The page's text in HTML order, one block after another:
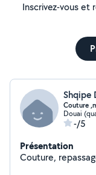
Inscrivez-vous et
Shqipe
Couture
Douai
-/5
Présentation
Couture,